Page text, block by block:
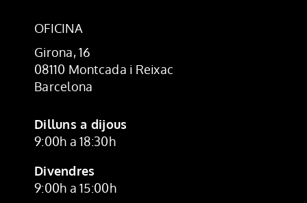
OFICINA
Girona, 16
08110 Montcada i Reixac
Barcelona
Dilluns a dijous
9:00h a 18:30h
Divendres
9:00h a 15:00h